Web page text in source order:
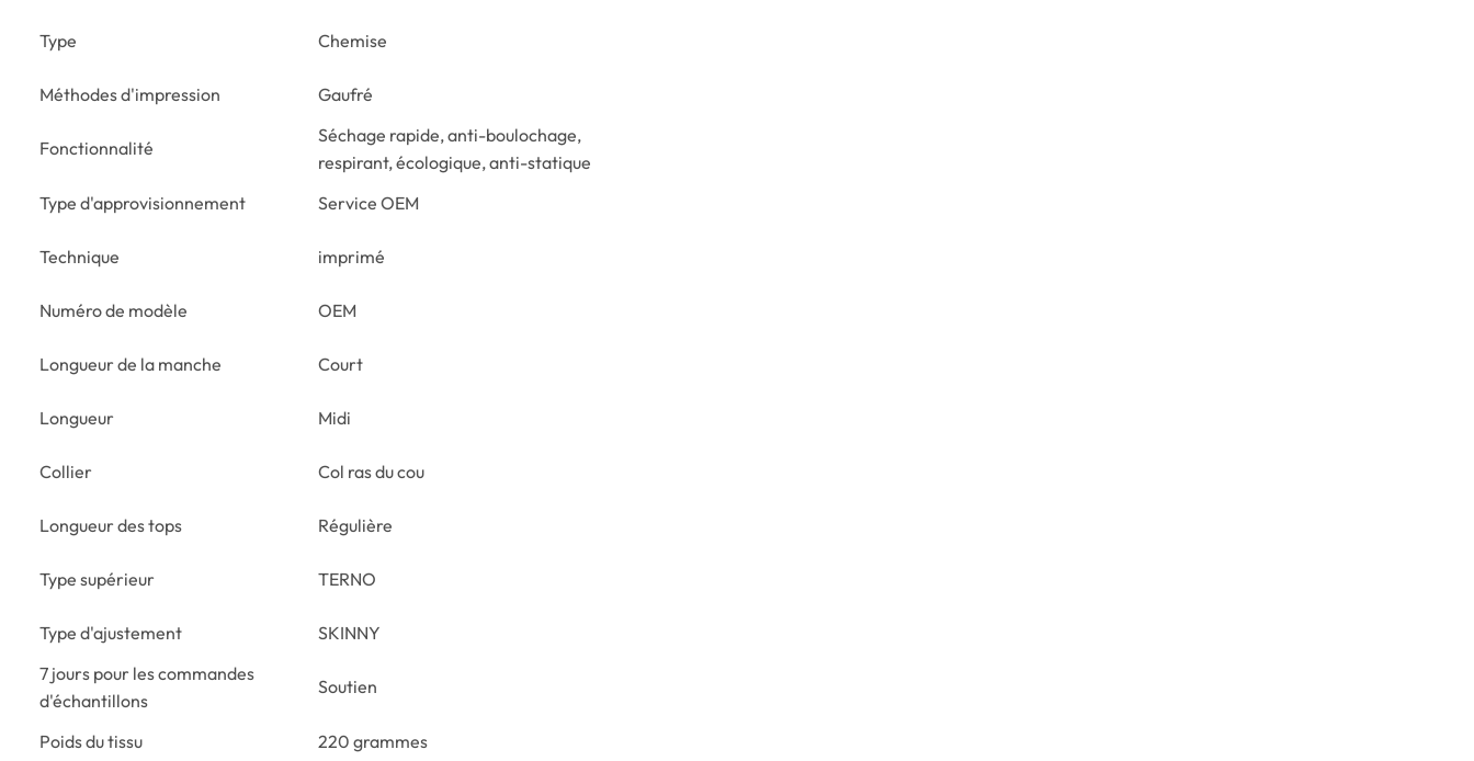
Type Chemise
Méthodes d'impression Gaufré
Fonctionnalité
Séchage rapide, anti-boulochage,
respirant, écologique, anti-statique
Type d'approvisionnement
Service OEM
Technique imprimé
Numéro de modèle OEM
Longueur de la manche Court
Longueur Midi
Collier Col ras du cou
Longueur des tops Régulière
Type supérieur TERNO
Type d'ajustement
SKINNY
7 jours pour les commandes
d'échantillons
Soutien
Poids du tissu 220 grammes